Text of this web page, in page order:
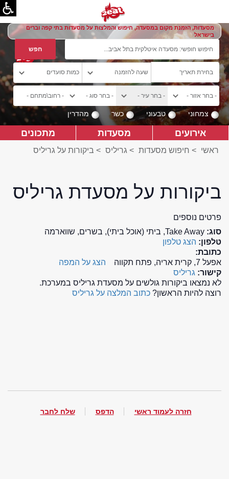
מסעדות, הזמנת מקום במסעדה, חיפוש והמלצות על מסעדות בתי קפה וברים
בישראל
צמחוני טבעוני כשר מהדרין
אירועים מסעדות מתכונים
ראשי > חיפוש מסעדות > גריליס > ביקורות על גריליס
ביקורות על מסעדת גריליס
פרטים נוספים
סוג: Take Away, ביתי (אוכל ביתי), בשרים, שווארמה
טלפון: הצג טלפון
כתובת:
אפעל 7, קרית אריה, פתח תקווה
הצג על המפה
קישור: גריליס
לא נמצאו ביקורות גולשים על מסעדת גריליס במערכת.
רוצה להיות הראשון? כתוב המלצה על גריליס
חזרה לעמוד ראשי הדפס שלח לחבר